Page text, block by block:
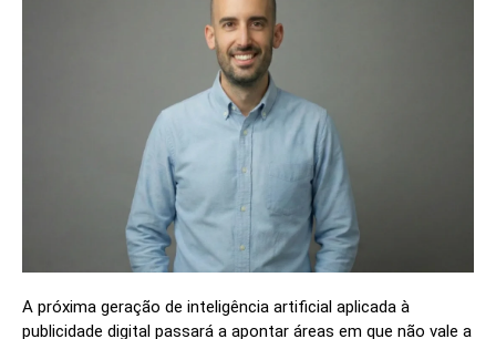
A próxima geração de inteligência artificial aplicada à
publicidade digital passará a apontar áreas em que não vale a